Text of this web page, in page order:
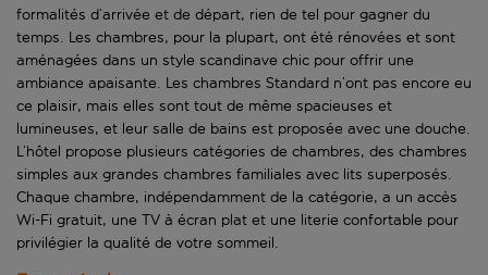
formalités d’arrivée et de départ, rien de tel pour gagner du
temps. Les chambres, pour la plupart, ont été rénovées et sont
aménagées dans un style scandinave chic pour offrir une
ambiance apaisante. Les chambres Standard n’ont pas encore eu
ce plaisir, mais elles sont tout de même spacieuses et
lumineuses, et leur salle de bains est proposée avec une douche.
L’hôtel propose plusieurs catégories de chambres, des chambres
simples aux grandes chambres familiales avec lits superposés.
Chaque chambre, indépendamment de la catégorie, a un accès
Wi-Fi gratuit, une TV à écran plat et une literie confortable pour
privilégier la qualité de votre sommeil.